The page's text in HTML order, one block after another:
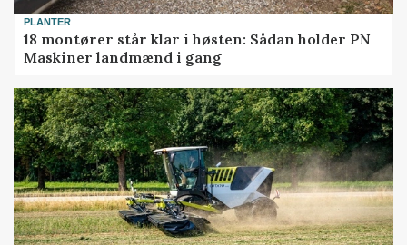
PLANTER
18 montører står klar i høsten: Sådan holder PN
Maskiner landmænd i gang